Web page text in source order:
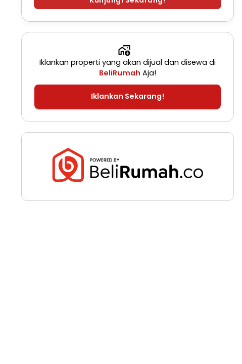
Iklankan properti yang akan dijual dan disewa di
BeliRumah Aja!
Iklankan Sekarang!